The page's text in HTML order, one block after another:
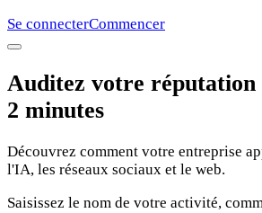
Se connecterCommencer
Auditez votre réputation
2 minutes
Découvrez comment votre entreprise
l'IA, les réseaux sociaux et le web.
Saisissez le nom de votre activité,